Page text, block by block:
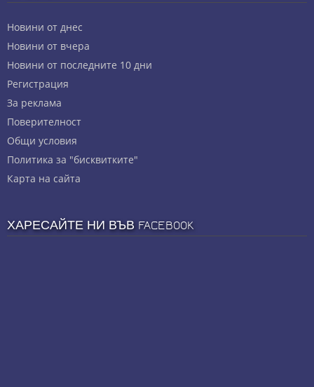
Новини от днес
Новини от вчера
Новини от последните 10 дни
Регистрация
За реклама
Πoвepитeлнocт
Общи условия
Политика за "бисквитките"
Карта на сайта
ХАРЕСАЙТЕ НИ ВЪВ FACEBOOK